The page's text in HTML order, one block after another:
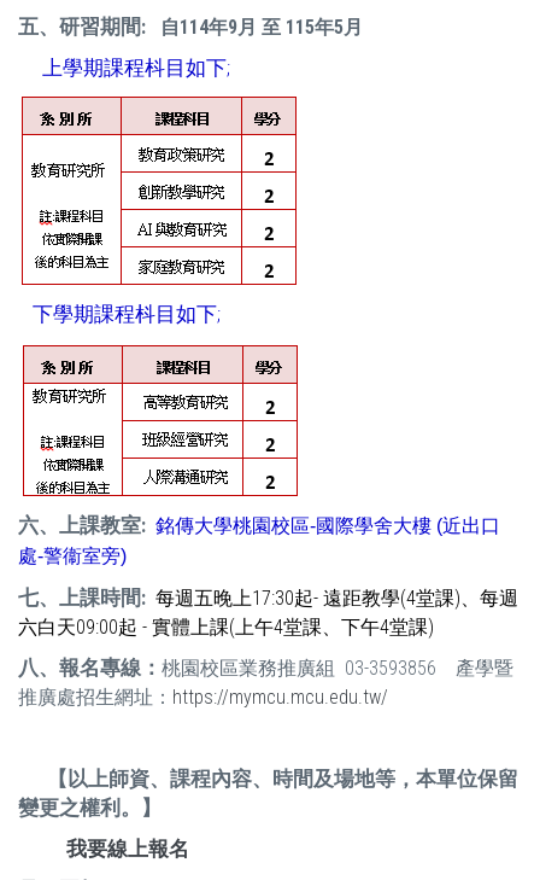
五、研習期間: 自114年9月 至 115年5月
上學期課程枓目如下;
下學期課程枓目如下;
六、上課教室: 銘傳大學桃園校區-國際學舍大樓 (近出口
處-警衞室旁)
七、上課時間: 每週五晚上17:30起- 遠距教學(4堂課)、每週
六白天09:00起 - 實體上課(上午4堂課、下午4堂課)
八、報名專線： 桃園校區業務推廣組 03-3593856 產學暨
推廣處招生網址： https://mymcu.mcu.edu.tw/
【以上師資、課程內容、時間及場地等，本單位保留
變更之權利。】
我要線上報名